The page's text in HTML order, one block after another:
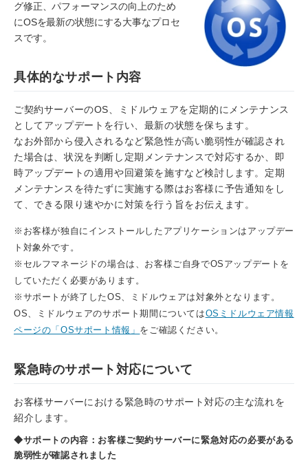
グ修正、パフォーマンスの向上のため
にOSを最新の状態にする大事なプロセ
スです。
具体的なサポート内容
ご契約サーバーのOS、ミドルウェアを定期的にメンテナンス
としてアップデートを行い、最新の状態を保ちます。
なお外部から侵入されるなど緊急性が高い脆弱性が確認され
た場合は、状況を判断し定期メンテナンスで対応するか、即
時アップデートの適用や回避策を施すなど検討します。定期
メンテナンスを待たずに実施する際はお客様に予告通知をし
て、できる限り速やかに対策を行う旨をお伝えます。
※お客様が独自にインストールしたアプリケーションはアップデー
ト対象外です。
※セルフマネージドの場合は、お客様ご自身でOSアップデートを
していただく必要があります。
※サポートが終了したOS、ミドルウェアは対象外となります。
OS、ミドルウェアのサポート期間についてはOSミドルウェア情報
ページの「OSサポート情報」 をご確認ください。
緊急時のサポート対応について
お客様サーバーにおける緊急時のサポート対応の主な流れを
紹介します。
◆サポートの内容：お客様ご契約サーバーに緊急対応の必要がある
脆弱性が確認されました